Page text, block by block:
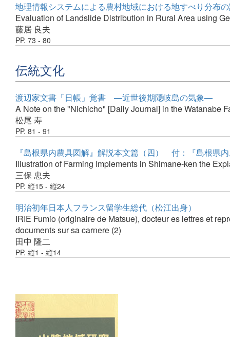
地理情報システムによる農村地域における地すべり分布
Evaluation of Landslide Distribution in Rural Area using
藤居 良夫
PP. 73 - 80
伝統文化
渡辺家文書「日帳」覚書 —近世後期隠岐島の気象—
A Note on the "Nichicho" [Daily Journal] in the Watanabe
松尾 寿
PP. 81 - 91
『島根県内農具図解』解説本文篇（四） 付：『島根県
Illustration of Farming Implements in Shimane-ken the
三保 忠夫
PP. 縦15 - 縦24
明治初年日本人フランス留学生総代（松江出身）
IRIE Fumio (originaire de Matsue), docteur es lettres et
documents sur sa carnere (2)
田中 隆二
PP. 縦1 - 縦14